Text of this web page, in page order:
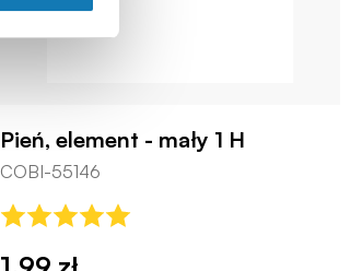
Pień, element - mały 1 H
COBI-55146